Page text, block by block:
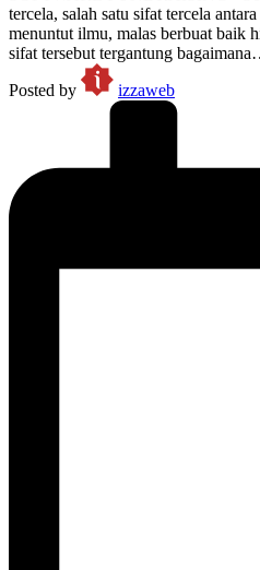
tercela, salah satu sifat tercela
menuntut ilmu, malas berbuat baik
sifat tersebut tergantung
Posted by
izzaweb